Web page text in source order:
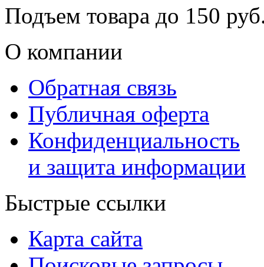
Подъем товара до 150
О компании
Обратная связь
Публичная оферта
Конфиденциальность
и защита информации
Быстрые ссылки
Карта сайта